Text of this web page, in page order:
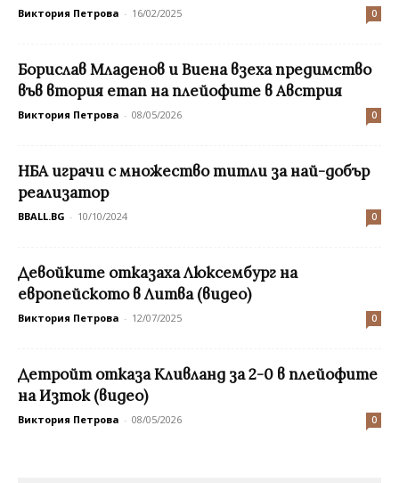
Виктория Петрова - 16/02/2025 0
Борислав Младенов и Виена взеха предимство
във втория етап на плейофите в Австрия
Виктория Петрова - 08/05/2026 0
НБА играчи с множество титли за най-добър
реализатор
BBALL.BG - 10/10/2024 0
Девойките отказаха Люксембург на
европейското в Литва (видео)
Виктория Петрова - 12/07/2025 0
Детройт отказа Кливланд за 2-0 в плейофите
на Изток (видео)
Виктория Петрова - 08/05/2026 0